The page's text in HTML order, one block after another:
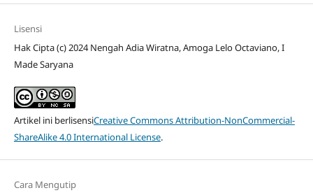
Lisensi
Hak Cipta (c) 2024 Nengah Adia Wiratna, Amoga Lelo Octaviano, I
Made Saryana
Artikel ini berlisensiCreative Commons Attribution-NonCommercial-
ShareAlike 4.0 International License.
Cara Mengutip